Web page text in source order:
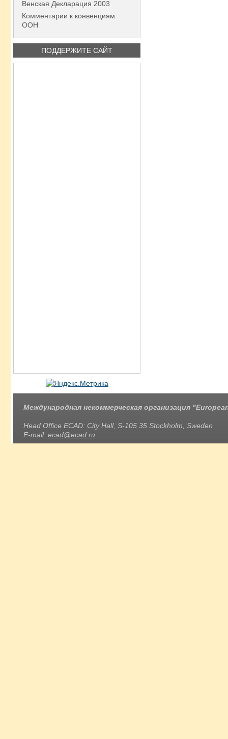
Венская Декларация 2003
Комментарии к конвенциям
ООН
ПОДДЕРЖИТЕ САЙТ
Международная некоммерческая организация
Head Office ECAD: City Hall, S-105 35 Stockholm, Sweden
E-mail: ecad@ecad.ru